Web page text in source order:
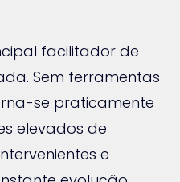
facilitador de
Sem ferramentas
se praticamente
elevados de
e